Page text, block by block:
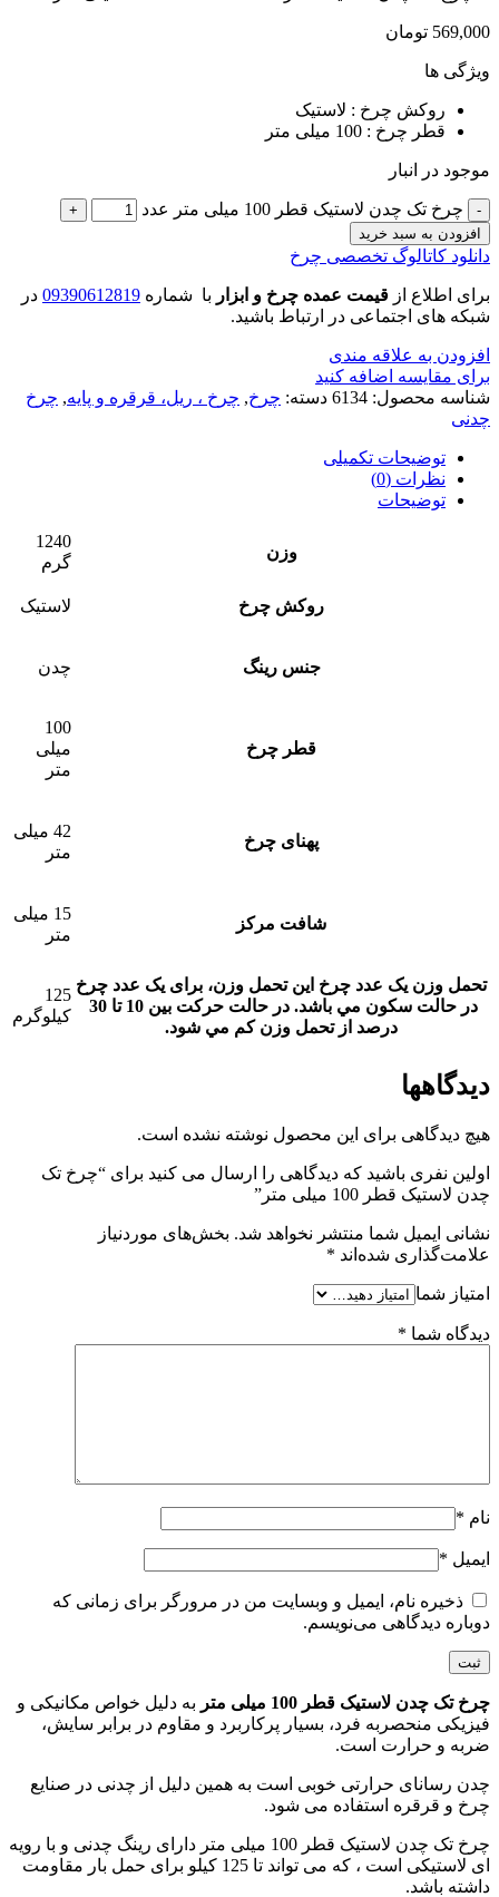
569,000 تومان
ویژگی ها
روکش چرخ : لاستیک
قطر چرخ : 100 میلی متر
موجود در انبار
چرخ تک چدن لاستیک قطر 100 میلی متر عدد
افزودن به سبد خرید
دانلود کاتالوگ تخصصی چرخ
برای اطلاع از قیمت عمده چرخ و ابزار با شماره 09390612819 در
شبکه های اجتماعی در ارتباط باشید.
افزودن به علاقه مندی
برای مقایسه اضافه کنید
شناسه محصول: 6134 دسته: چرخ, چرخ ، ریل، قرقره و پایه, چرخ
چدنی
توضیحات تکمیلی
نظرات (0)
توضیحات
وزن
1240
گرم
روکش چرخ لاستیک
جنس رینگ چدن
قطر چرخ
100
میلی
متر
پهنای چرخ
42 میلی
متر
شافت مرکز
15 میلی
متر
تحمل وزن یک عدد چرخ این تحمل وزن، برای يک عدد چرخ
درصد از تحمل وزن کم مي شود.
125
کیلوگرم
دیدگاهها
هیچ دیدگاهی برای این محصول نوشته نشده است.
اولین نفری باشید که دیدگاهی را ارسال می کنید برای “چرخ تک
چدن لاستیک قطر 100 میلی متر”
نشانی ایمیل شما منتشر نخواهد شد. بخش‌های موردنیاز
علامت‌گذاری شده‌اند *
امتیاز شما
دیدگاه شما *
نام *
ایمیل *
ذخیره نام، ایمیل و وبسایت من در مرورگر برای زمانی که
دوباره دیدگاهی می‌نویسم.
چرخ تک چدن لاستیک قطر 100 میلی متر
به دلیل خواص مکانیکی و
فیزیکی منحصربه فرد، بسیار پرکاربرد و مقاوم در برابر سایش،
ضربه و حرارت است.
چدن رسانای حرارتی خوبی است به همین دلیل از چدنی در صنایع
چرخ و قرقره استفاده می شود.
چرخ تک چدن لاستیک قطر 100 میلی متر دارای رینگ چدنی و با رویه
ای لاستیکی است ، که می تواند تا 125 کیلو برای حمل بار مقاومت
داشته باشد.